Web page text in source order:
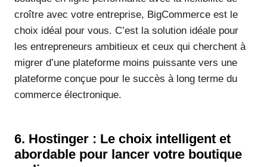
croître avec votre entreprise, BigCommerce est le
choix idéal pour vous. C’est la solution idéale pour
les entrepreneurs ambitieux et ceux qui cherchent à
migrer d’une plateforme moins puissante vers une
plateforme conçue pour le succès à long terme du
commerce électronique.
6. Hostinger : Le choix intelligent et
abordable pour lancer votre boutique